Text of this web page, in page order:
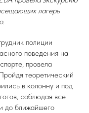
лагерь
полиции
поведения на
провела
теоретический
в колонну и под
соблюдая все
до ближайшего